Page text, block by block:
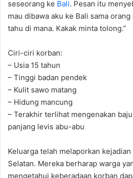
seseorang ke Bali. Pesan itu
mau dibawa aku ke Bali sama
tahu di mana. Kakak minta tolong.”
Ciri-ciri korban:
– Usia 15 tahun
– Tinggi badan pendek
– Kulit sawo matang
– Hidung mancung
– Terakhir terlihat mengenakan
panjang levis abu-abu
Keluarga telah melaporkan
Selatan. Mereka berharap warga
mengetahui keberadaan korban